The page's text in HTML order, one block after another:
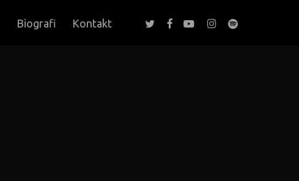
Biografi Kontakt twitterfacebookyoutubeinstagram
spotify